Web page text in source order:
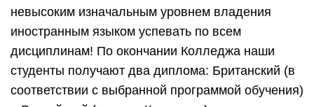
невысоким изначальным уровнем владения
иностранным языком успевать по всем
дисциплинам! По окончании Колледжа наши
студенты получают два диплома: Британский (в
соответствии с выбранной программой обучения)